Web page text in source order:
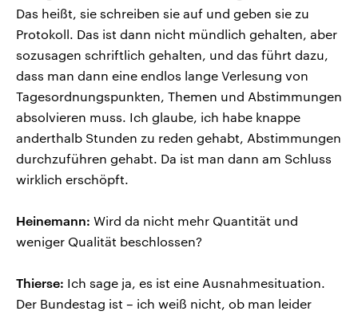
Das heißt, sie schreiben sie auf und geben sie zu
Protokoll. Das ist dann nicht mündlich gehalten, aber
sozusagen schriftlich gehalten, und das führt dazu,
dass man dann eine endlos lange Verlesung von
Tagesordnungspunkten, Themen und Abstimmungen
absolvieren muss. Ich glaube, ich habe knappe
anderthalb Stunden zu reden gehabt, Abstimmungen
durchzuführen gehabt. Da ist man dann am Schluss
wirklich erschöpft.
Heinemann: Wird da nicht mehr Quantität und
weniger Qualität beschlossen?
Thierse: Ich sage ja, es ist eine Ausnahmesituation.
Der Bundestag ist – ich weiß nicht, ob man leider